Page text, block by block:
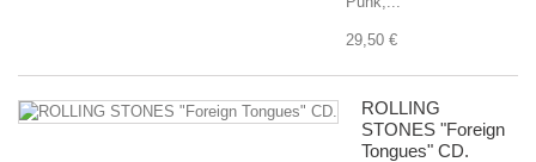
29,50 €
ROLLING
STONES "Foreign
Tongues" CD.